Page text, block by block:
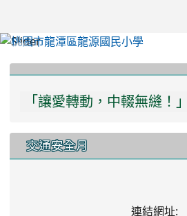
「讓愛轉動，中輟無縫！」
交通安全月
連結網址: